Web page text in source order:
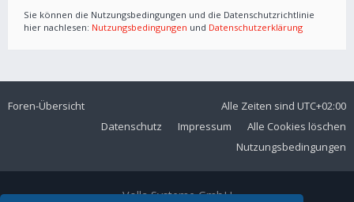
Sie können die Nutzungsbedingungen und die Datenschutzrichtlinie
hier nachlesen: Nutzungsbedingungen und Datenschutzerklärung
Foren-Übersicht Alle Zeiten sind UTC+02:00
Alle Cookies löschen
Impressum
Datenschutz
Nutzungsbedingungen
Volla Systeme GmbH